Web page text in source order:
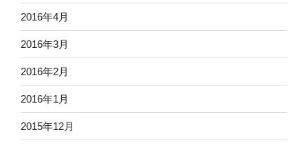
2016年4月
2016年3月
2016年2月
2016年1月
2015年12月